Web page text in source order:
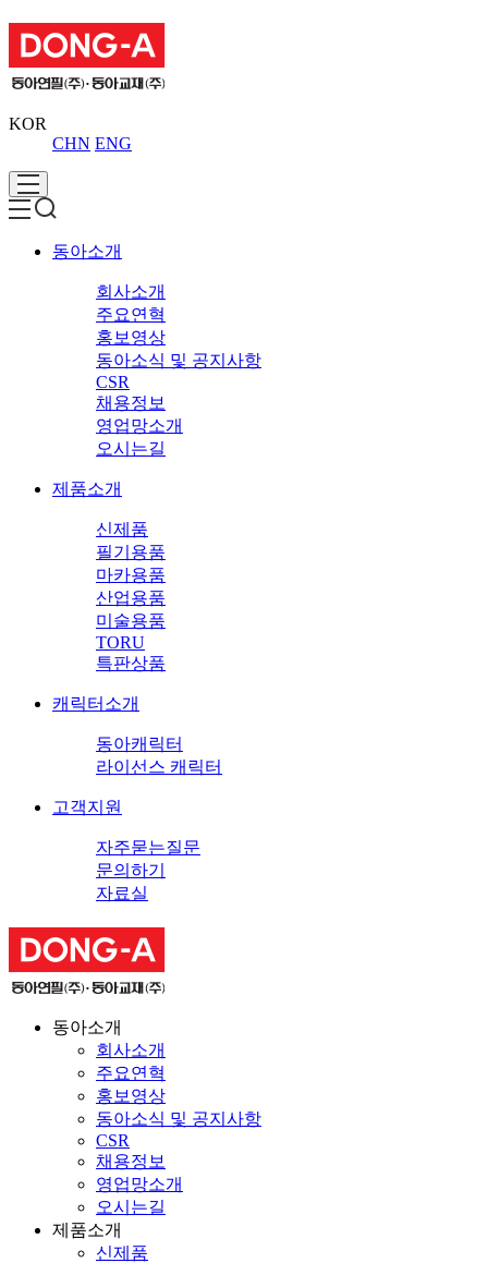
KOR
CHN ENG
동아소개
회사소개
주요연혁
홍보영상
동아소식 및 공지사항
CSR
채용정보
영업망소개
오시는길
제품소개
신제품
필기용품
마카용품
산업용품
미술용품
TORU
특판상품
캐릭터소개
동아캐릭터
라이선스 캐릭터
고객지원
자주묻는질문
문의하기
자료실
동아소개
회사소개
주요연혁
홍보영상
동아소식 및 공지사항
CSR
채용정보
영업망소개
오시는길
제품소개
신제품